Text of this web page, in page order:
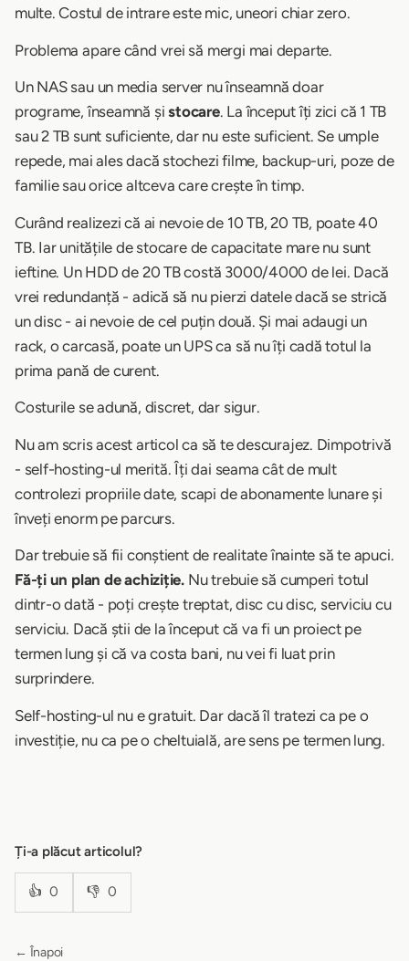
multe. Costul de intrare este mic, uneori chiar zero.
Problema apare când vrei să mergi mai departe.
Un NAS sau un media server nu înseamnă doar
programe, înseamnă șistocare. La început îți zici că 1 TB
sau 2 TB sunt suficiente, dar nu este suficient. Se umple
repede, mai ales dacă stochezi filme, backup-uri, poze de
familie sau orice altceva care crește în timp.
Curând realizezi că ai nevoie de 10 TB, 20 TB, poate 40
TB. Iar unitățile de stocare de capacitate mare nu sunt
ieftine. Un HDD de 20 TB costă 3000/4000 de lei. Dacă
vrei redundanță - adică să nu pierzi datele dacă se strică
un disc - ai nevoie de cel puțin două. Și mai adaugi un
rack, o carcasă, poate un UPS ca să nu îți cadă totul la
prima pană de curent.
Costurile se adună, discret, dar sigur.
Nu am scris acest articol ca să te descurajez. Dimpotrivă
- self-hosting-ul merită. Îți dai seama cât de mult
controlezi propriile date, scapi de abonamente lunare și
înveți enorm pe parcurs.
Dar trebuie să fii conștient de realitate înainte să te apuci.
Fă-ți un plan de achiziție. Nu trebuie să cumperi totul
dintr-o dată - poți crește treptat, disc cu disc, serviciu cu
serviciu. Dacă știi de la început că va fi un proiect pe
termen lung și că va costa bani, nu vei fi luat prin
surprindere.
Self-hosting-ul nu e gratuit. Dar dacă îl tratezi ca pe o
investiție, nu ca pe o cheltuială, are sens pe termen lung.
Ți-a plăcut articolul?
👍 0 👎 0
← Înapoi